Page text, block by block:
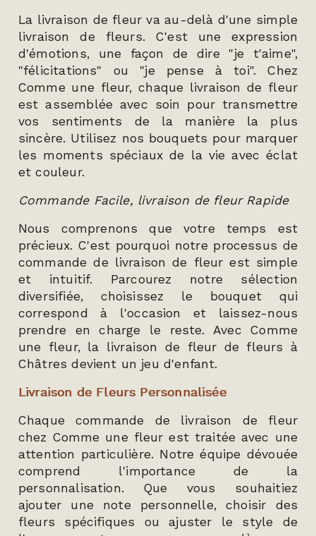
La livraison de fleur va au-delà d'une simple
livraison de fleurs. C'est une expression
d'émotions, une façon de dire "je t'aime",
"félicitations" ou "je pense à toi". Chez
Comme une fleur, chaque livraison de fleur
est assemblée avec soin pour transmettre
vos sentiments de la manière la plus
sincère. Utilisez nos bouquets pour marquer
les moments spéciaux de la vie avec éclat
et couleur.
Commande Facile, livraison de fleur Rapide
Nous comprenons que votre temps est
précieux. C'est pourquoi notre processus de
commande de livraison de fleur est simple
et intuitif. Parcourez notre sélection
diversifiée, choisissez le bouquet qui
correspond à l'occasion et laissez-nous
prendre en charge le reste. Avec Comme
une fleur, la livraison de fleur de fleurs à
Châtres devient un jeu d'enfant.
Livraison de Fleurs Personnalisée
Chaque commande de livraison de fleur
chez Comme une fleur est traitée avec une
attention particulière. Notre équipe dévouée
comprend l'importance de la
personnalisation. Que vous souhaitiez
ajouter une note personnelle, choisir des
fleurs spécifiques ou ajuster le style de